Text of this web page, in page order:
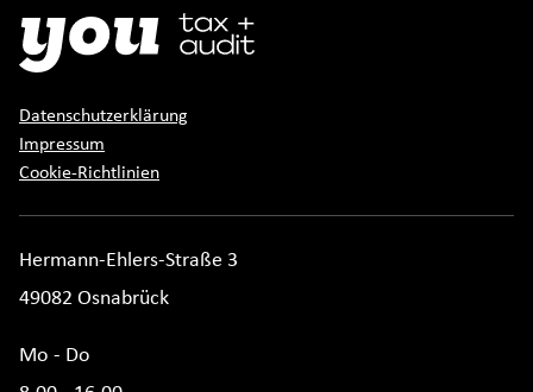
Datenschutzerklärung
Impressum
Cookie-Richtlinien
Hermann-Ehlers-Straße 3
49082 Osnabrück
Mo - Do